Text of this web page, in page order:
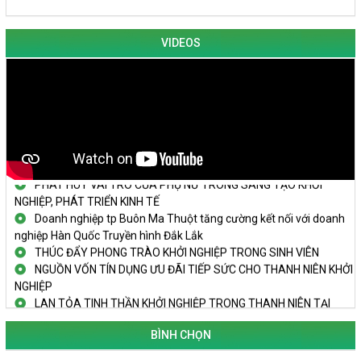
VIDEOS
TẬP THỂ
PHÁT HUY VAI TRÒ CỦA PHỤ NỮ TRONG SÁNG TẠO KHỞI
NGHIỆP, PHÁT TRIỂN KINH TẾ
Doanh nghiệp tp Buôn Ma Thuột tăng cường kết nối với doanh
nghiệp Hàn Quốc Truyền hình Đắk Lắk
THÚC ĐẨY PHONG TRÀO KHỞI NGHIỆP TRONG SINH VIÊN
NGUỒN VỐN TÍN DỤNG ƯU ĐÃI TIẾP SỨC CHO THANH NIÊN KHỞI
NGHIỆP
LAN TỎA TINH THẦN KHỞI NGHIỆP TRONG THANH NIÊN TẠI
KHỞI NGHIỆP VỚI MÔ HÌNH NUÔI ỐC NHỒI
NHÌN LẠI HOẠT ĐỘNG KHỞI NGHIỆP ĐẮK LẮK GIAI ĐOẠN 2018-
BÌNH CHỌN